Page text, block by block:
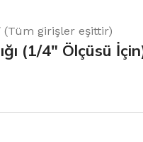
(Tüm girişler eşittir)
(1/4″ Ölçüsü